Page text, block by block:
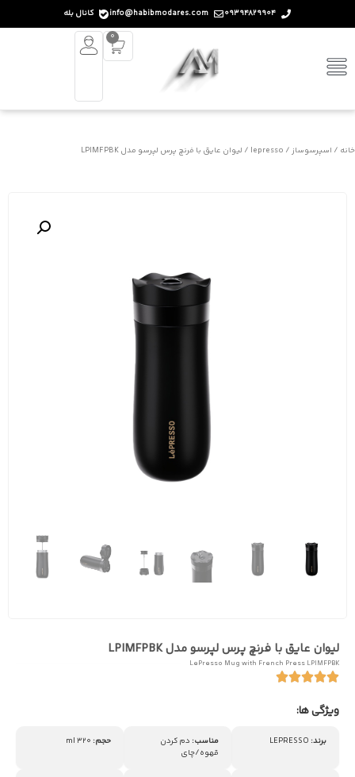
09394829904
info@habibmodares.com
کانال بله
0
خانه / اسپرسوساز /
lepresso / لیوان عایق با فرنچ پرس لپرسو مدل LPIMFPBK
لیوان عایق با فرنچ پرس لپرسو مدل LPIMFPBK
LePresso Mug with French Press LPIMFPBK
ویژگی ها:
برند: مناسب: دم کردن
قهوه/چای
حجم: